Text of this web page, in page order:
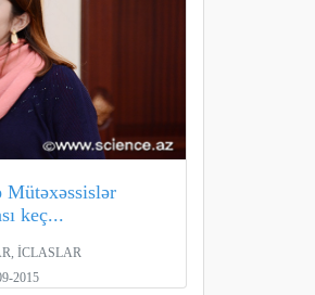
keç...
İCLASLAR
2015